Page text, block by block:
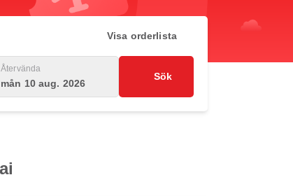
Visa orderlista
Återvända
mån 10 aug. 2026
Sök